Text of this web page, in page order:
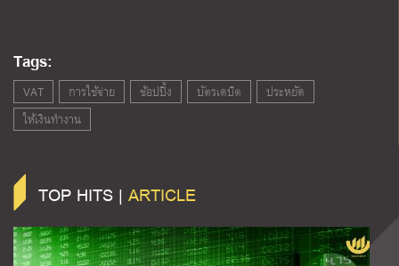
Tags:
VAT การใช้จ่าย ช้อปปิ้ง บัตรเดบิต
ประหยัด
ให้เงินทำงาน
TOP HITS | ARTICLE